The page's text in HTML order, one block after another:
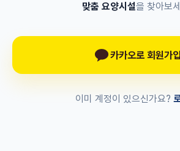
맞춤 요양시설을 찾아보
카카오로 회원가입
이미 계정이 있으신가요?